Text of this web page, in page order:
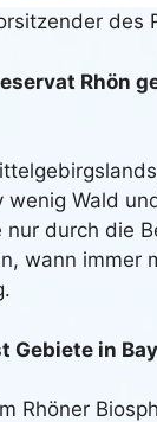
des
Rhön
Wald
nur durch die
wann immer
in
Rhöner